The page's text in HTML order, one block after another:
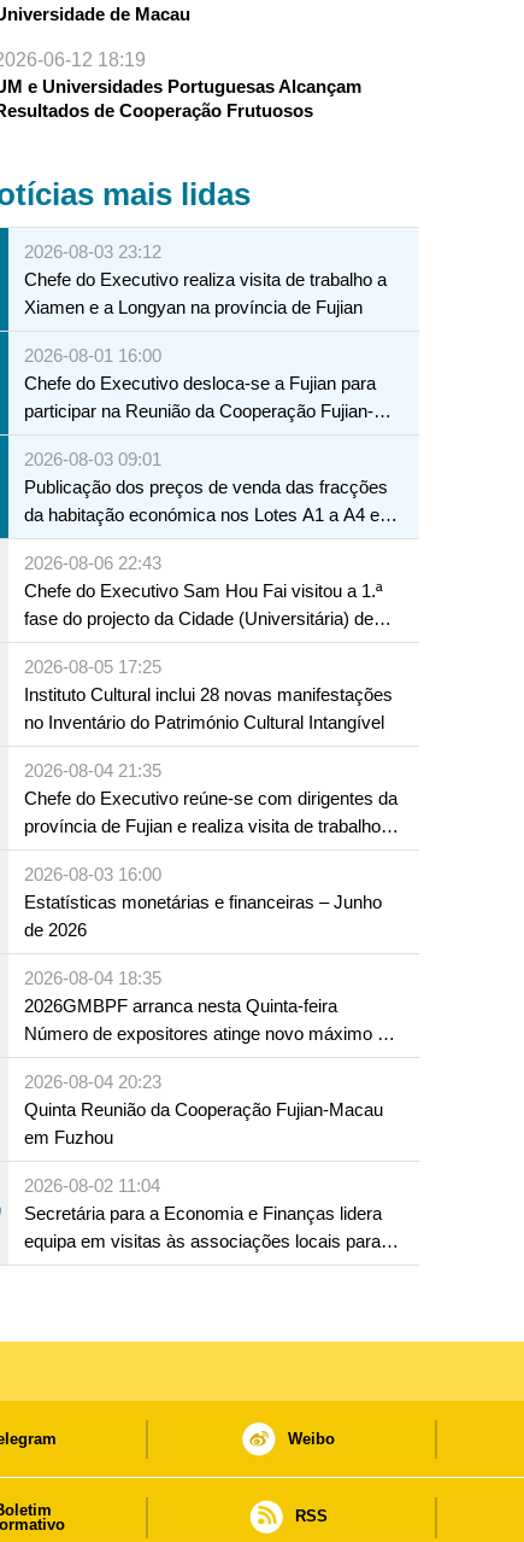
de Macau
06-12 18:19
e Universidades Portuguesas Alcançam
de Cooperação Frutuosos
mais lidas
2026-08-03 23:12
Chefe do Executivo realiza visita de trabalho a
Xiamen e a Longyan na província de Fujian
2026-08-01 16:00
Chefe do Executivo desloca-se a Fujian para
participar na Reunião da Cooperação Fujian-
Macau
2026-08-03 09:01
Publicação dos preços de venda das fracções
da habitação económica nos Lotes A1 a A4 e
A12 da Zona A dos Novos Aterros
2026-08-06 22:43
Chefe do Executivo Sam Hou Fai visitou a 1.ª
fase do projecto da Cidade (Universitária) de
Educação Internacional de Macau e Hengqin
2026-08-05 17:25
Instituto Cultural inclui 28 novas manifestações
no Inventário do Património Cultural Intangível
2026-08-04 21:35
Chefe do Executivo reúne-se com dirigentes da
província de Fujian e realiza visita de trabalho
em Fuzhou
2026-08-03 16:00
Estatísticas monetárias e financeiras – Junho
de 2026
2026-08-04 18:35
2026GMBPF arranca nesta Quinta-feira
Número de expositores atinge novo máximo em
18 anos
2026-08-04 20:23
Quinta Reunião da Cooperação Fujian-Macau
em Fuzhou
2026-08-02 11:04
Secretária para a Economia e Finanças lidera
equipa em visitas às associações locais para
consolidar consensos e promover os trabalhos
Weibo
RSS